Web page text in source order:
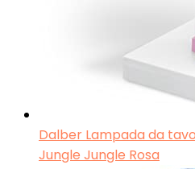
Dalber Lampada da
Jungle Jungle Rosa